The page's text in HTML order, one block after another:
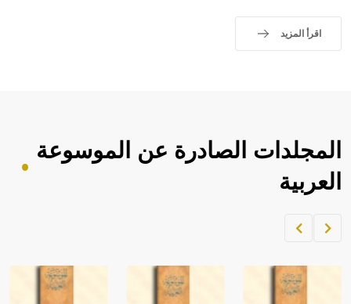
اقرأ المزيد
المجلدات الصادرة عن الموسوعة
العربية